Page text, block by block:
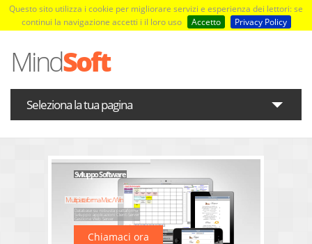
Questo sito utilizza i cookie per migliorare servizi e esperienza dei lettori: se
continui la navigazione accetti i il loro uso
Accetto Privacy Policy
MindSoft
Seleziona la tua pagina
Home
Applicazioni
Sviluppo Software
Multipiattaforma Mac / Win
Database su robusta piattaforma
Sviluppo applicazioni Client-Server
Gestione Web Server
Chiamaci ora